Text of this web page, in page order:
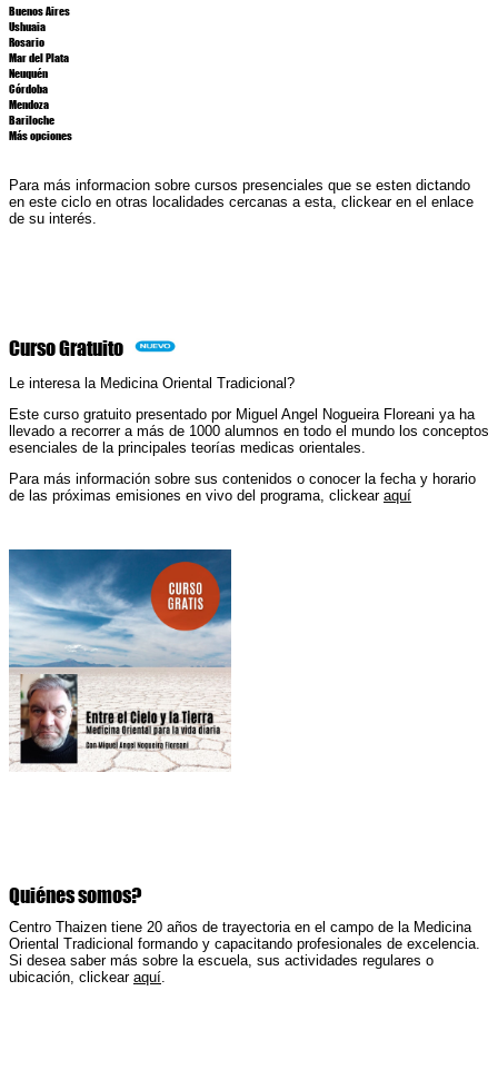
Buenos Aires
Ushuaia
Rosario
Mar del Plata
Neuquén
Córdoba
Mendoza
Bariloche
Más opciones
Para más informacion sobre cursos presenciales que se esten dictando
en este ciclo en otras localidades cercanas a esta, clickear en el enlace
de su interés.
Curso Gratuito
Le interesa la Medicina Oriental Tradicional?
Este curso gratuito presentado por Miguel Angel Nogueira Floreani ya ha
llevado a recorrer a más de 1000 alumnos en todo el mundo los conceptos
esenciales de la principales teorías medicas orientales.
Para más información sobre sus contenidos o conocer la fecha y horario
de las próximas emisiones en vivo del programa, clickear aquí
Quiénes somos?
Centro Thaizen tiene 20 años de trayectoria en el campo de la Medicina
Oriental Tradicional formando y capacitando profesionales de excelencia.
Si desea saber más sobre la escuela, sus actividades regulares o
ubicación, clickear aquí.